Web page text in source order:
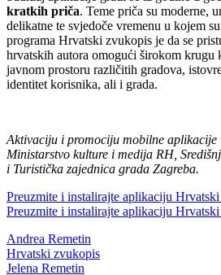
kratkih priča. Teme priča su moderne,
delikatne te svjedoče vremenu u kojem
programa Hrvatski zvukopis je da se
hrvatskih autora omogući širokom krugu
javnom prostoru različitih gradova,
identitet korisnika, ali i grada.
Aktivaciju i promociju mobilne aplikacije
Ministarstvo kulture i medija RH,
i Turistička zajednica grada Zagreba.
Preuzmite i instalirajte aplikaciju
Preuzmite i instalirajte aplikaciju
Andrea Remetin
Hrvatski zvukopis
Jelena Remetin